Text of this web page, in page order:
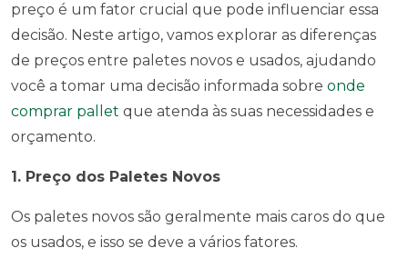
preço é um fator crucial que pode influenciar essa
decisão. Neste artigo, vamos explorar as diferenças
de preços entre paletes novos e usados, ajudando
você a tomar uma decisão informada sobre onde
comprar pallet que atenda às suas necessidades e
orçamento.
1. Preço dos Paletes Novos
Os paletes novos são geralmente mais caros do que
os usados, e isso se deve a vários fatores.